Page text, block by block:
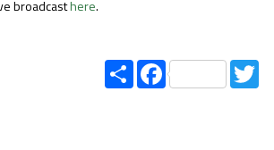
broadcasthere.
ShareFacebook